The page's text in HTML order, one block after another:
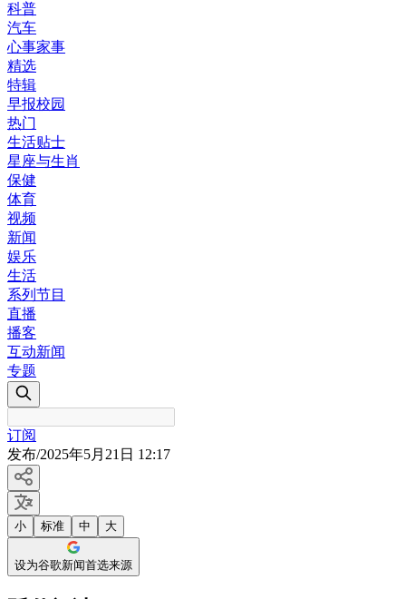
科普
汽车
心事家事
精选
特辑
早报校园
热门
生活贴士
星座与生肖
保健
体育
视频
新闻
娱乐
生活
系列节目
直播
播客
互动新闻
专题
订阅
发布/2025年5月21日 12:17
小 标准 中 大
设为谷歌新闻首选来源